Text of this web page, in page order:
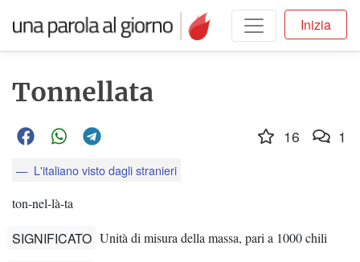
Inizia
Tonnellata
L'italiano visto dagli stranieri
ton-nel-là-ta
SIGNIFICATO Unità di misura della massa, pari a 1000 chili
16 1